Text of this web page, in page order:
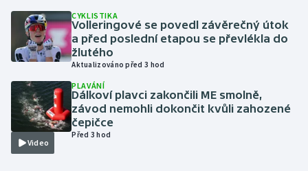
Olympijské hry
Parasport
Plavání
Plážový volejbal
CYKLISTIKA
Volleringové se povedl závěrečný útok
a před poslední etapou se převlékla do
žlutého
Aktualizováno před 3 hod
Video
PLAVÁNÍ
Dálkoví plavci zakončili ME smolně,
závod nemohli dokončit kvůli zahozené
čepičce
Před 3 hod